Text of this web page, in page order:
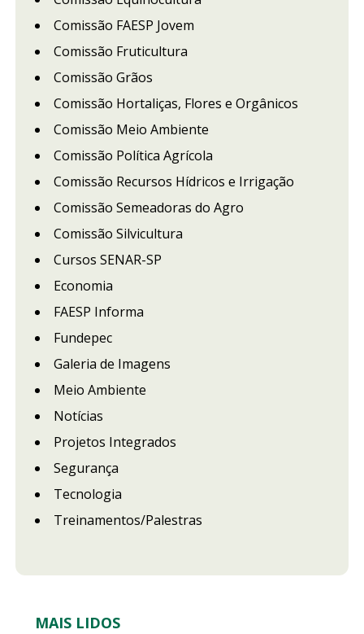
Comissão FAESP Jovem
Comissão Fruticultura
Comissão Grãos
Comissão Hortaliças, Flores e Orgânicos
Comissão Meio Ambiente
Comissão Política Agrícola
Comissão Recursos Hídricos e Irrigação
Comissão Semeadoras do Agro
Comissão Silvicultura
Cursos SENAR-SP
Economia
FAESP Informa
Fundepec
Galeria de Imagens
Meio Ambiente
Notícias
Projetos Integrados
Segurança
Tecnologia
Treinamentos/Palestras
MAIS LIDOS